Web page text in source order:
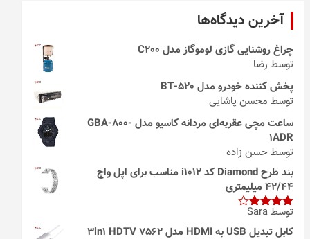
آخرین دیدگاه‌ها
چراغ روشنایی گازی لوموگاز مدل C200
توسط رضا
پخش کننده خودرو مدل 520-BT
توسط محسن پاشایی
ساعت مچی عقربه‌ای مردانه کاسیو مدل GBA-800-
1ADR
توسط حسن زاده
بند طرح Diamond کد i1012 مناسب برای اپل واچ
42/44 میلیمتری
امتیاز4
از 5
توسط Sara
کابل تبدیل USB به HDMI مدل 3in1 HDTV 7562